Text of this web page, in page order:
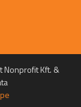
Nonprofit Kft. &